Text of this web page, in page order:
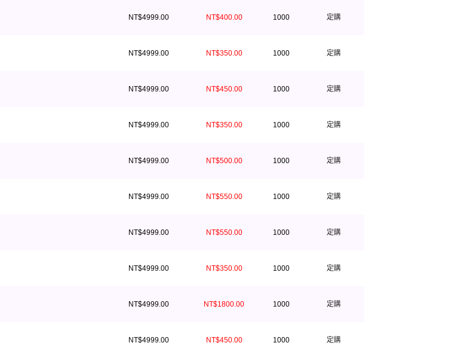
NT$4999.00 NT$400.00 1000 定購
NT$4999.00 NT$350.00 1000 定購
NT$4999.00 NT$450.00 1000 定購
NT$4999.00 NT$350.00 1000 定購
NT$4999.00 NT$500.00 1000 定購
NT$4999.00 NT$550.00 1000 定購
NT$4999.00 NT$550.00 1000 定購
NT$4999.00 NT$350.00 1000 定購
NT$4999.00 NT$1800.00 1000 定購
NT$4999.00 NT$450.00 1000 定購